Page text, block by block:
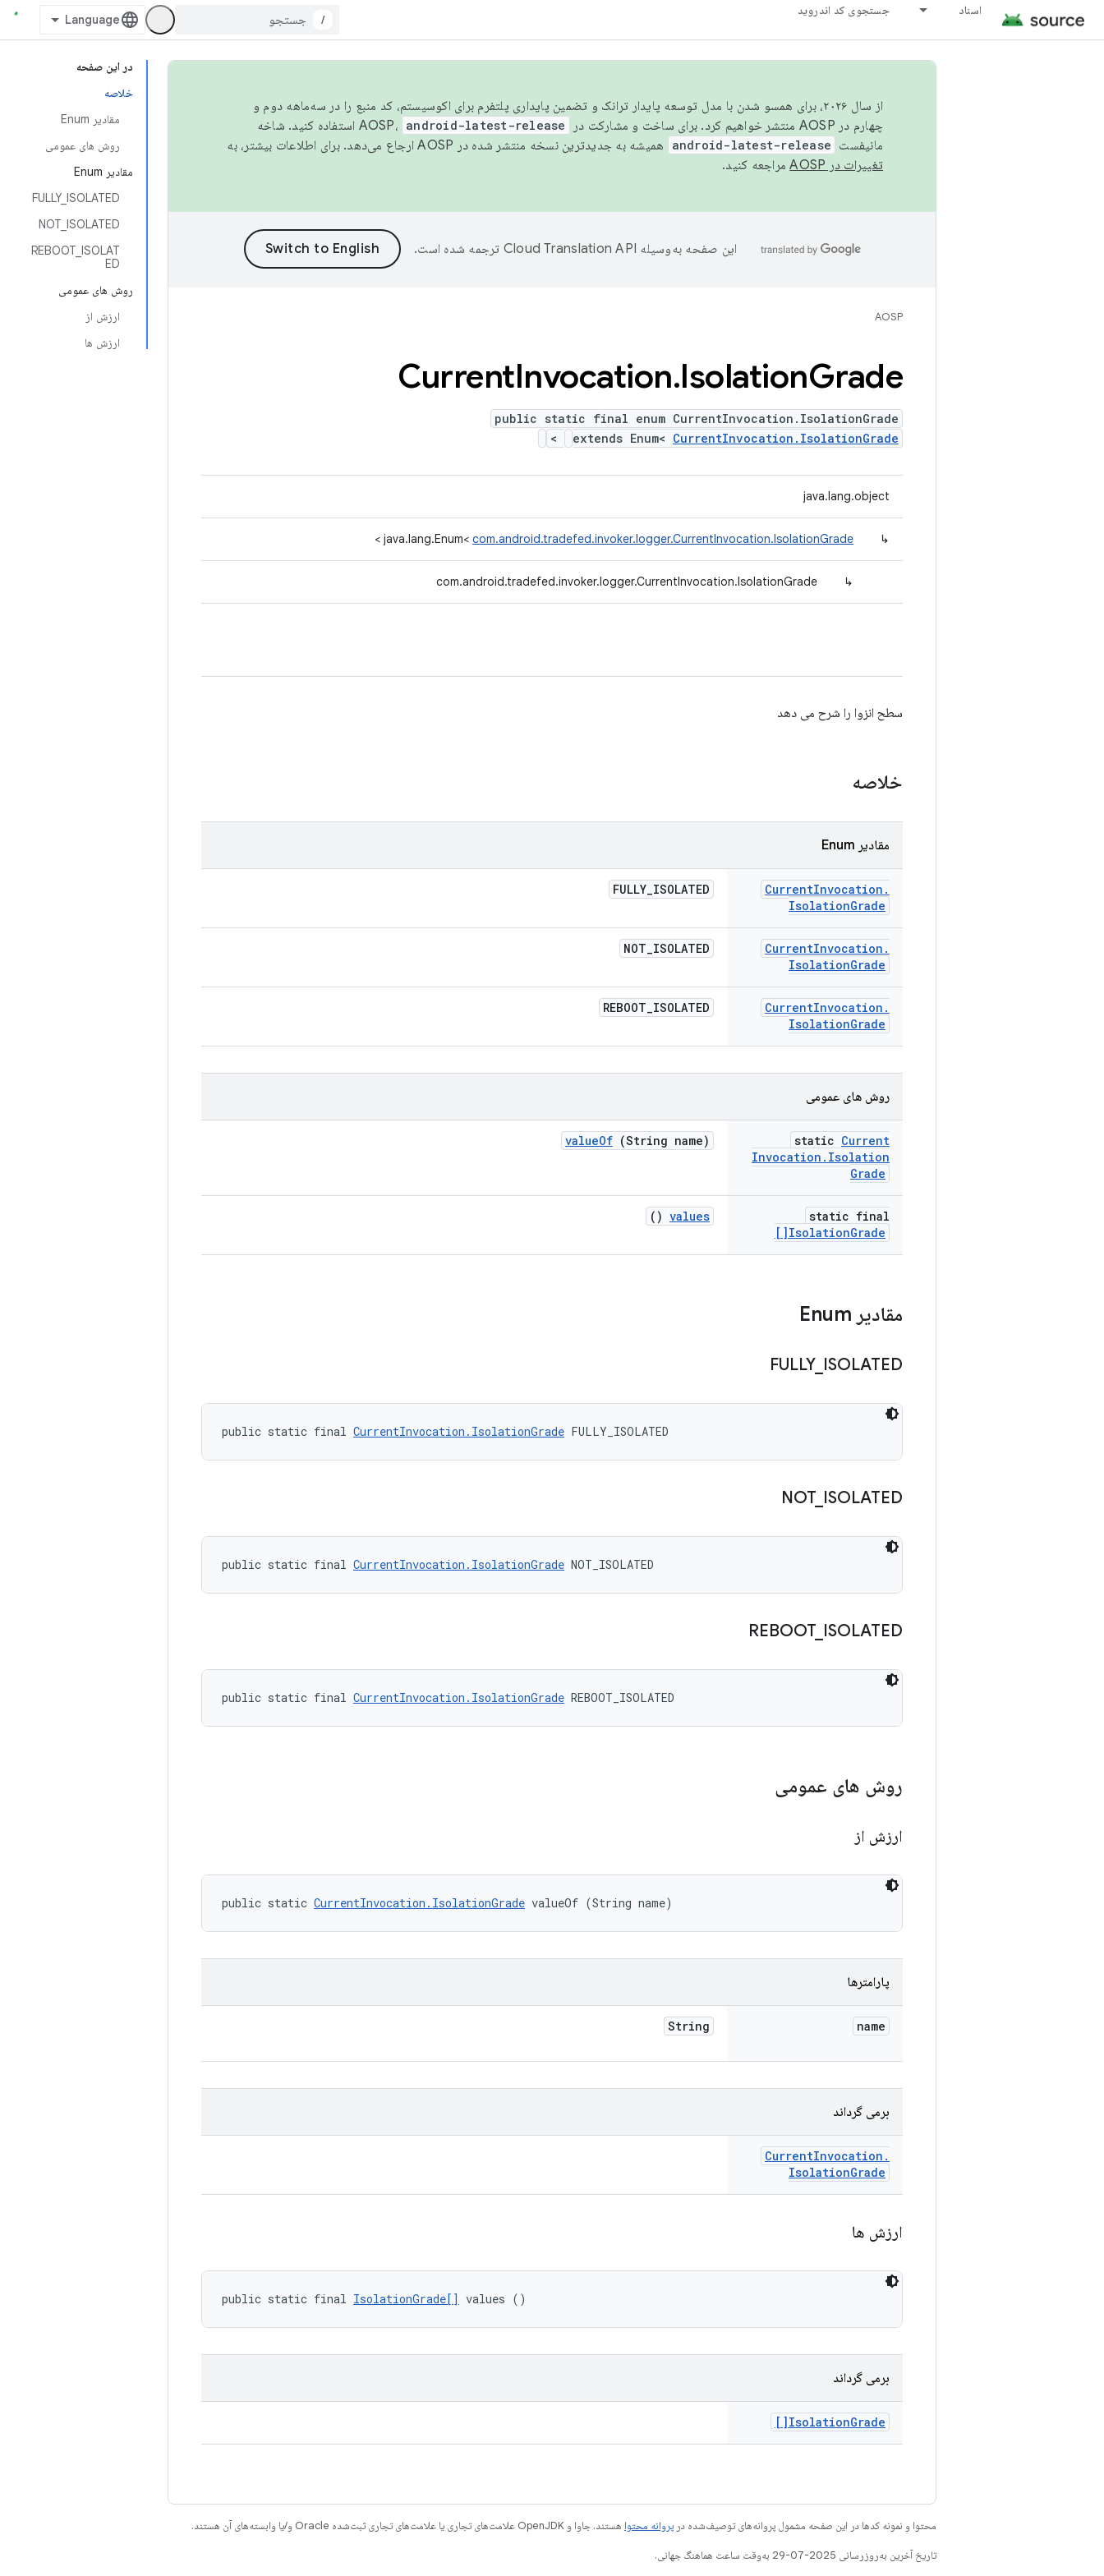
اسناد جستجوی کد اندروید
/
در این صفحه
خلاصه
مقادیر Enum
روش های عمومی
مقادیر Enum
FULLY_ISOLATED
NOT_ISOLATED
REBOOT_ISOLAT
ED
روش های عمومی
ارزش از
ارزش ها
از سال ۲۰۲۶، برای همسو شدن با مدل توسعه پایدار ترانک و تضمین پایداری پلتفرم برای اکوسیستم، کد منبع را در سه‌ماهه دوم و
چهارم در AOSP منتشر خواهیم کرد. برای ساخت و مشارکت در AOSP،
android-latest-release
استفاده کنید. شاخه
مانیفست android-latest-release
همیشه به جدیدترین نسخه منتشر شده در AOSP ارجاع می‌دهد. برای اطلاعات بیشتر، به
تغییرات در AOSP
مراجعه کنید.
این صفحه به‌وسیله ترجمه شده است.
AOSP
CurrentInvocation.IsolationGrade
public static final enum CurrentInvocation.IsolationGrade
extends Enum< CurrentInvocation.IsolationGrade
>
java.lang.object
↳
java.lang.Enum< com.android.tradefed.invoker.logger.CurrentInvocation.IsolationGrade
>
↳
com.android.tradefed.invoker.logger.CurrentInvocation.IsolationGrade
سطح انزوا را شرح می دهد
خلاصه
مقادیر Enum
CurrentInvocation .
IsolationGrade
FULLY_ISOLATED
CurrentInvocation .
IsolationGrade
NOT_ISOLATED
CurrentInvocation .
IsolationGrade
REBOOT_ISOLATED
روش های عمومی
static Current
Invocation . Isolation
Grade
valueOf (String name)
static final
IsolationGrade[]
values
()
مقادیر Enum
FULLY_ ISOLATED
public static final CurrentInvocation.IsolationGrade FULLY_ISOLATED
NOT_ ISOLATED
public static final CurrentInvocation.IsolationGrade NOT_ISOLATED
REBOOT_ ISOLATED
public static final CurrentInvocation.IsolationGrade REBOOT_ISOLATED
روش های عمومی
ارزش از
public static CurrentInvocation.IsolationGrade valueOf (String name)
پارامترها
name
String
برمی گرداند
CurrentInvocation .
IsolationGrade
ارزش ها
public static final IsolationGrade[] values ()
برمی گرداند
IsolationGrade[]
محتوا و نمونه کدها در این صفحه مشمول پروانه‌های توصیف‌شده در پروانه محتوا هستند. جاوا و OpenJDK علامت‌های تجاری یا علامت‌های تجاری ثبت‌شده Oracle و/یا وابسته‌های آن هستند.
تاریخ آخرین به‌روزرسانی 2025-07-29 به‌وقت ساعت هماهنگ جهانی.